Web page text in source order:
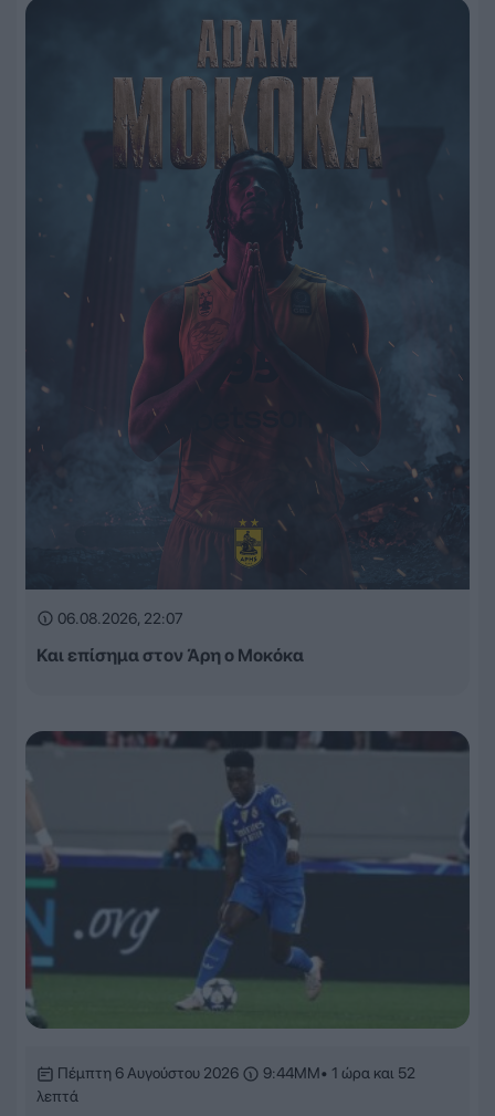
06.08.2026, 22:07
Και επίσημα στον Άρη ο Μοκόκα
Πέμπτη 6 Αυγούστου 2026 9:44ΜΜ• 1 ώρα και 52
λεπτά